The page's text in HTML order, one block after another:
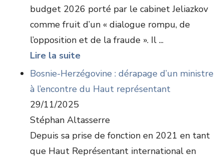
budget 2026 porté par le cabinet Jeliazkov
comme fruit d’un « dialogue rompu, de
l’opposition et de la fraude ». Il ...
Lire la suite
Bosnie-Herzégovine : dérapage d’un ministre
à l’encontre du Haut représentant
29/11/2025
Stéphan Altasserre
Depuis sa prise de fonction en 2021 en tant
que Haut Représentant international en